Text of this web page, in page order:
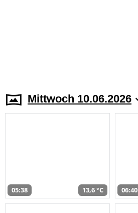
Mittwoch 10.06.2026
05:38 13,6 °C 06:40